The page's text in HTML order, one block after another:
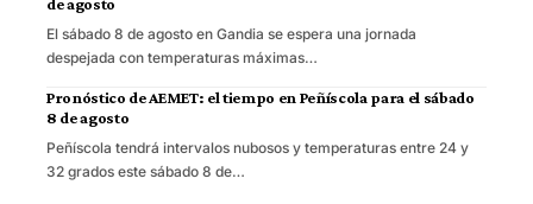
de agosto
El sábado 8 de agosto en Gandia se espera una jornada
despejada con temperaturas máximas…
Pronóstico de AEMET: el tiempo en Peñíscola para el sábado
8 de agosto
Peñíscola tendrá intervalos nubosos y temperaturas entre 24 y
32 grados este sábado 8 de…